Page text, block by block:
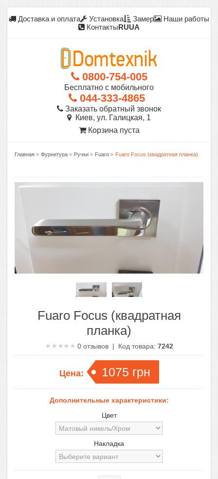
Доставка и оплата Установка Замер
Наши работы
КонтактыRUUA
0800-754-005
Бесплатно с мобильного
044-333-4865
Заказать обратный звонок
Киев, ул. Галицкая, 1
Корзина пуста
Главная » Фурнитура » Ручки » Fuaro » Fuaro Focus (квадратная планка)
Fuaro Focus (квадратная
планка)
0отзывов | Код товара: 7242
Цена: 1075 грн
Дополнительные характеристики:
Цвет
Накладка